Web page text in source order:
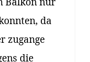
da
zugange
die